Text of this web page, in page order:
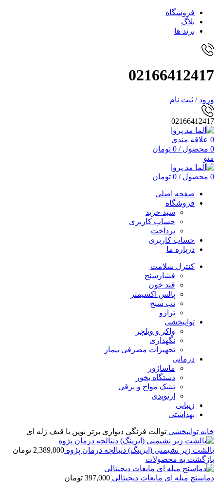
فروشگاه
بلاگ
برند ها
02166412417
ورود / ثبت نام
02166412417
0 علاقه مندی
0 محصول /
0 تومان
منو
0 محصول /
0 تومان
صفحه اصلی
فروشگاه
سبد خرید
حساب کاربری
پرداخت
حساب کاربری
درباره ما
کنترل سلامت
فشارسنج
قند خون
پالس اکسیمتر
تب سنج
ترازو
توانبخشی
واکر و ویلچر
نگهداری
تجهیزات مصرفی بیمار
درمانی
ماساژور
دستگاه بخور
تشک مواج و برقی
ارتوپدی
زیبایی
بهداشتی
خانه توانبخشی توالت فرنگی دیواری برتر نوین با قیف ژله ای
بالشت زیر نشیمنی (ایرینگ) دنبالچه درمان پژوه 2,389,000 تومان
بازگشت به محصولات
دماسنج میله ای مایعات دیجیتالی 397,000 تومان